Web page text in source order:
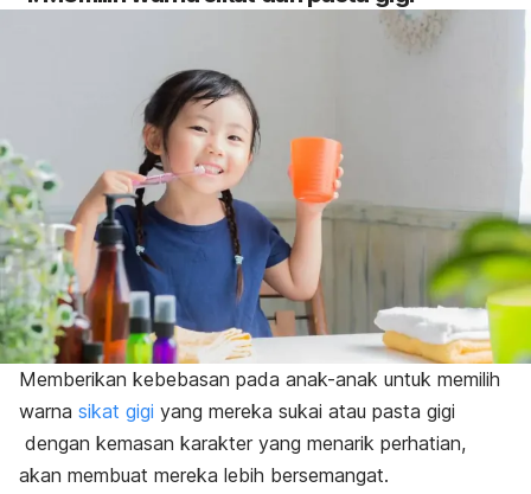
Memberikan kebebasan pada anak-anak untuk memilih
warna sikat gigi yang mereka sukai atau pasta gigi
dengan kemasan karakter yang menarik perhatian,
akan membuat mereka lebih bersemangat.